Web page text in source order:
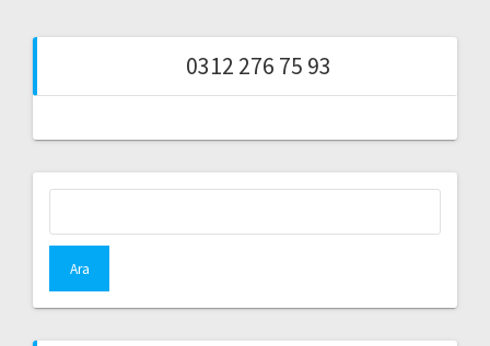
0312 276 75 93